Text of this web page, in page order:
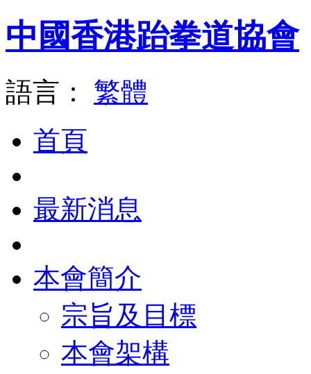
中國香港跆拳道協會
語言： 繁體
首頁
最新消息
本會簡介
宗旨及目標
本會架構